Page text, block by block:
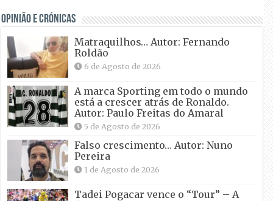
OPINIÃO E CRÓNICAS
Matraquilhos… Autor: Fernando
Roldão
6 de Agosto de 2026
A marca Sporting em todo o mundo
está a crescer atrás de Ronaldo.
Autor: Paulo Freitas do Amaral
5 de Agosto de 2026
Falso crescimento… Autor: Nuno
Pereira
1 de Agosto de 2026
Tadei Pogacar vence o “Tour” – A